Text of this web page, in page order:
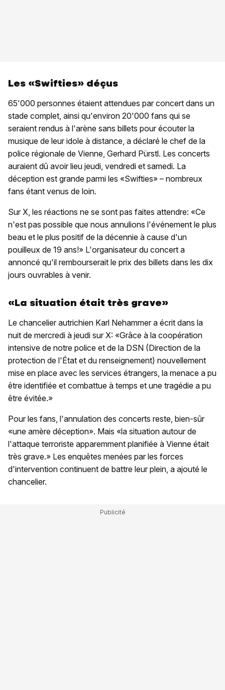
Les «Swifties» déçus
65'000 personnes étaient attendues par concert dans un
stade complet, ainsi qu'environ 20'000 fans qui se
seraient rendus à l'arène sans billets pour écouter la
musique de leur idole à distance, a déclaré le chef de la
police régionale de Vienne, Gerhard Pürstl. Les concerts
auraient dû avoir lieu jeudi, vendredi et samedi. La
déception est grande parmi les «Swifties» – nombreux
fans étant venus de loin.
Sur X, les réactions ne se sont pas faites attendre: «Ce
n'est pas possible que nous annulions l'événement le plus
beau et le plus positif de la décennie à cause d'un
pouilleux de 19 ans!» L'organisateur du concert a
annoncé qu'il rembourserait le prix des billets dans les dix
jours ouvrables à venir.
«La situation était très grave»
Le chancelier autrichien Karl Nehammer a écrit dans la
nuit de mercredi à jeudi sur X: «Grâce à la coopération
intensive de notre police et de la DSN (Direction de la
protection de l'État et du renseignement) nouvellement
mise en place avec les services étrangers, la menace a pu
être identifiée et combattue à temps et une tragédie a pu
être évitée.»
Pour les fans, l'annulation des concerts reste, bien-sûr
«une amère déception». Mais «la situation autour de
l'attaque terroriste apparemment planifiée à Vienne était
très grave.» Les enquêtes menées par les forces
d'intervention continuent de battre leur plein, a ajouté le
chancelier.